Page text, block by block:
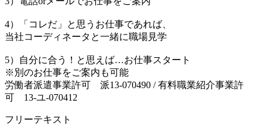
4）「コレだ」と思うお仕事であれば、
当社コーディネータと一緒に職場見学
5）自分に合う！と思えば…お仕事スタート
※別のお仕事をご案内も可能
労働者派遣事業許可 派13-070490 / 有料職業紹介事業許
可 13-ユ-070412
フリーテキスト